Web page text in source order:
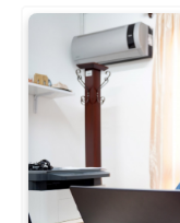
Ölçme ve Değerlendirme
Özel Yetenekliler Eğitimi
Restorasyon ve Koruma